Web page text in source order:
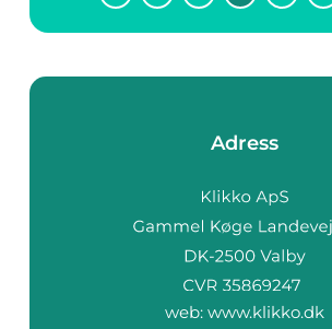
Adress
web: www.klikko.dk